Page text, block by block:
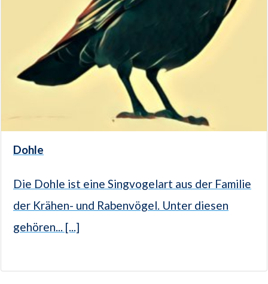
Dohle
Die Dohle ist eine Singvogelart aus der Familie
der Krähen- und Rabenvögel. Unter diesen
gehören... [...]